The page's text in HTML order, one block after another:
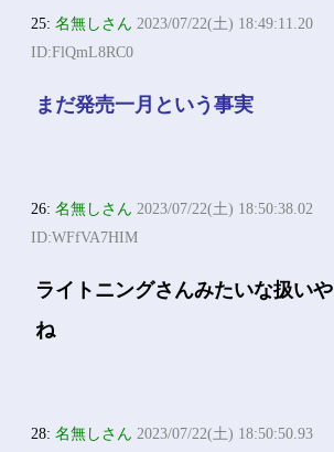
25:名無しさん 2023/07/22(土) 18:49:11.20
ID:FlQmL8RC0
まだ発売一月という事実
26:名無しさん 2023/07/22(土) 18:50:38.02
ID:WFfVA7HIM
ライトニングさんみたいな扱いや
ね
28:名無しさん 2023/07/22(土) 18:50:50.93